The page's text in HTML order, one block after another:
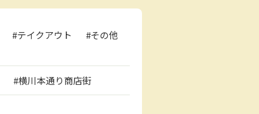
#テイクアウト
#その他
#横川本通り商店街